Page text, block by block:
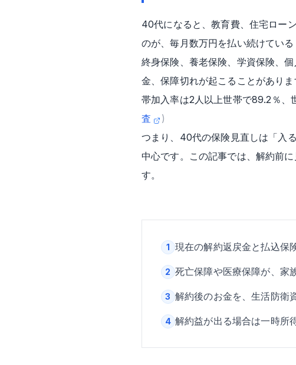
40代になると、教育費、住宅ロー
のが、毎月数万円を払い続けている
終身保険、養老保険、学資保険、
金、保障切れが起こることがあり
帯加入率は2人以上世帯で89.2％、
査
)
つまり、40代の保険見直しは「入
中心です。この記事では、解約前
す。
1 現在の解約返戻金と払込保
2 死亡保障や医療保障が、家
3 解約後のお金を、生活防衛
4 解約益が出る場合は一時所